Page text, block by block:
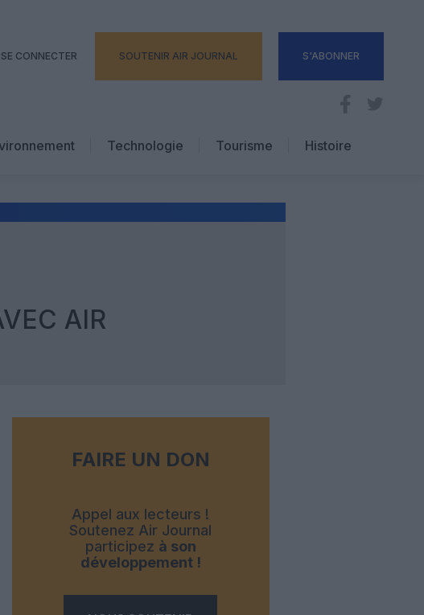
SE CONNECTER SOUTENIR AIR JOURNAL S'ABONNER
Technologie
Tourisme
Hôtellerie
Histoire
AIR
FAIRE UN DON
Appel aux lecteurs !
Soutenez Air Journal
participez à son
développement !